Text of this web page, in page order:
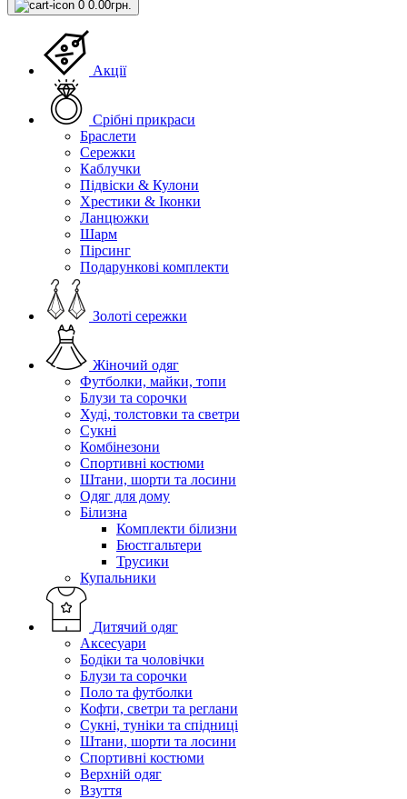
0 0.00грн.
Акції
Срібні прикраси
Браслети
Сережки
Каблучки
Підвіски & Кулони
Хрестики & Іконки
Ланцюжки
Шарм
Пірсинг
Подарункові комплекти
Золоті сережки
Жіночий одяг
Футболки, майки, топи
Блузи та сорочки
Худі, толстовки та светри
Сукні
Комбінезони
Спортивні костюми
Штани, шорти та лосини
Одяг для дому
Білизна
Комплекти білизни
Бюстгальтери
Трусики
Купальники
Дитячий одяг
Аксесуари
Бодіки та чоловічки
Блузи та сорочки
Поло та футболки
Кофти, светри та реглани
Сукні, туніки та спідниці
Штани, шорти та лосини
Спортивні костюми
Верхній одяг
Взуття